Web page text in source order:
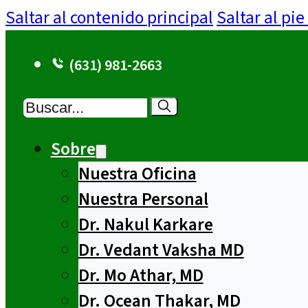
Saltar al contenido principalSaltar al
(631) 981-2663
Buscar
Sobre
Nuestra Oficina
Nuestra Personal
Dr. Nakul Karkare
Dr. Vedant Vaksha MD
Dr. Mo Athar, MD
Dr. Ocean Thakar, MD